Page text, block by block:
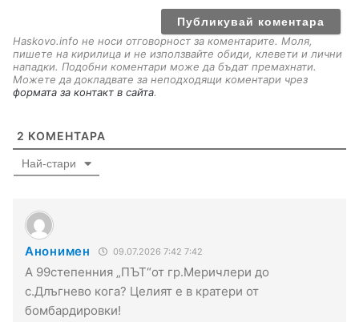
Haskovo.info не носи отговорност за коментарите. Моля,
пишете на кирилица и не използвайте обиди, клевети и лични
нападки. Подобни коментари може да бъдат премахнати.
Можете да докладвате за неподходящи коментари чрез
формата за контакт в сайта.
2 КОМЕНТАРА
Най-стари
Анонимен 09.07.2026 7:42 7:42
А 99степенния „ПЪТ“от гр.Меричлери до
с.Длъгнево кога? Целият е в кратери от
бомбардировки!